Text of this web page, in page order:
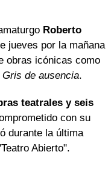
Roberto
jueves por la mañana
obras icónicas como
Gris de ausencia.
teatrales y seis
con su
durante la última
Abierto".